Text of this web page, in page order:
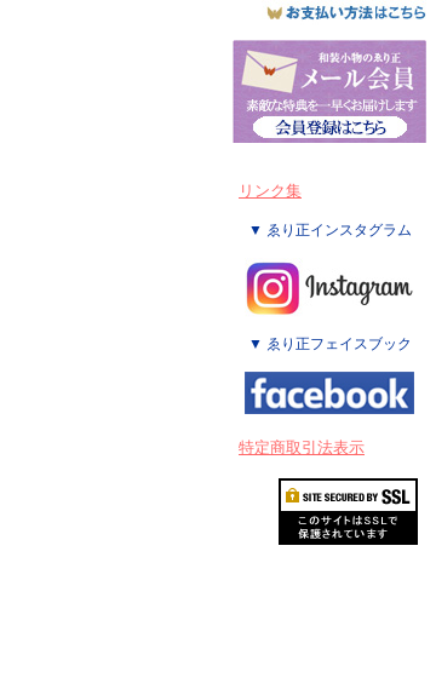
リンク集
▼ ゑり正インスタグラム
▼ ゑり正フェイスブック
特定商取引法表示